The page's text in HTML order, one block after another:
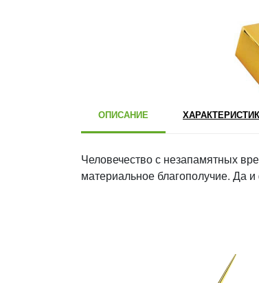
ОПИСАНИЕ
Человечество с незапамятных
материальное благополучие. Да